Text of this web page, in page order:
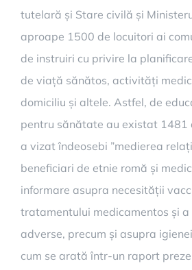
tutelară și Stare civilă și
aproape 1500 de locuitori ai
de instruiri cu privire la
de viață sănătos, activități
domiciliu și altele. Astfel, de
pentru sănătate au existat 1481
a vizat îndeosebi ”medierea
beneficiari de etnie romă și
informare asupra necesității
tratamentului medicamentos și
adverse, precum și asupra
cum se arată într-un raport